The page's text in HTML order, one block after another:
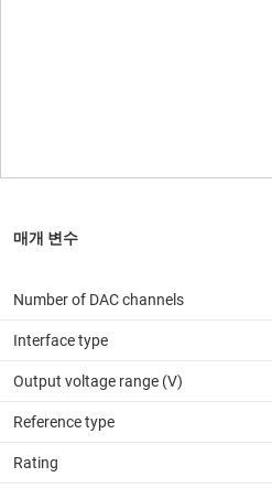
Number of DAC channels
Interface type
Output voltage range (V)
Reference type
Rating